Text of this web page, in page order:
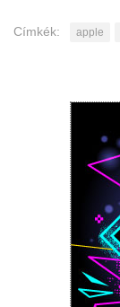
Címkék: apple